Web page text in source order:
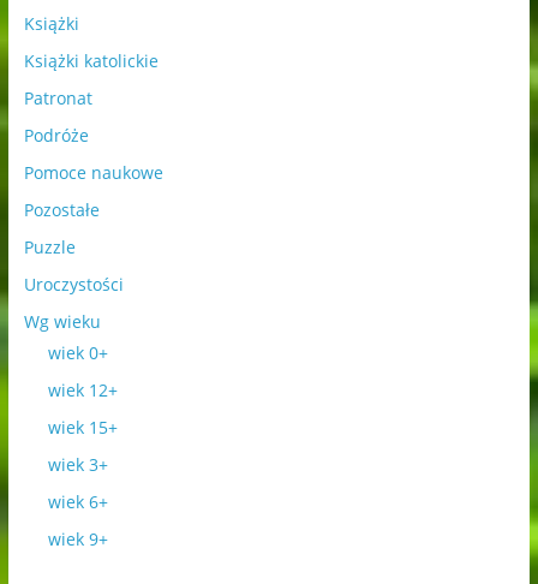
Książki
Książki katolickie
Patronat
Podróże
Pomoce naukowe
Pozostałe
Puzzle
Uroczystości
Wg wieku
wiek 0+
wiek 12+
wiek 15+
wiek 3+
wiek 6+
wiek 9+